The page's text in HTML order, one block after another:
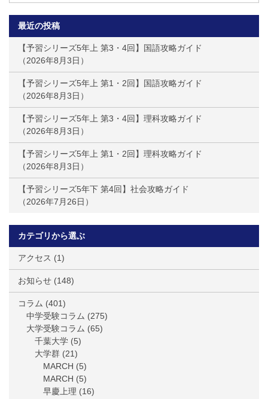
最近の投稿
【予習シリーズ5年上 第3・4回】国語攻略ガイド
2026年8月3日
【予習シリーズ5年上 第1・2回】国語攻略ガイド
2026年8月3日
【予習シリーズ5年上 第3・4回】理科攻略ガイド
2026年8月3日
【予習シリーズ5年上 第1・2回】理科攻略ガイド
2026年8月3日
【予習シリーズ5年下 第4回】社会攻略ガイド
2026年7月26日
カテゴリから選ぶ
アクセス (1)
お知らせ (148)
コラム (401)
中学受験コラム (275)
大学受験コラム (65)
千葉大学 (5)
大学群 (21)
MARCH (5)
MARCH (5)
早慶上理 (16)